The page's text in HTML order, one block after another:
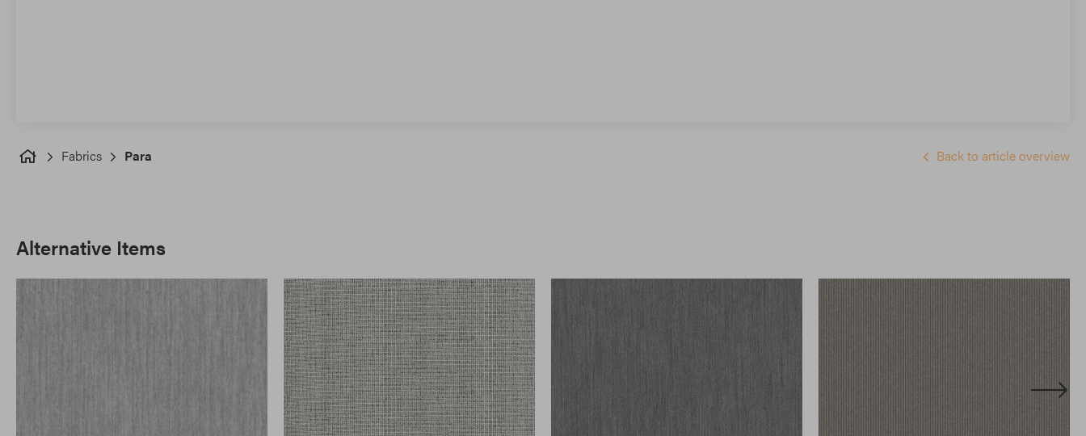
Fabrics Para Back to article overview
Alternative Items